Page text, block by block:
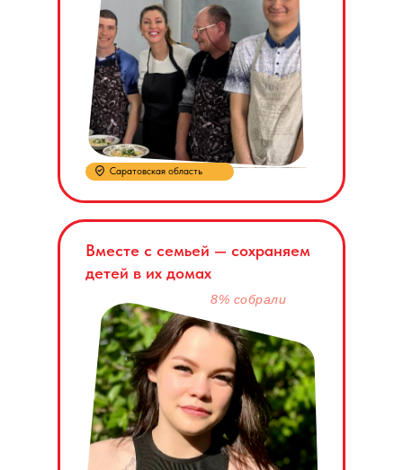
Вместе с семьей — сохраняем
детей в их домах
Саратовская область
8% собрали